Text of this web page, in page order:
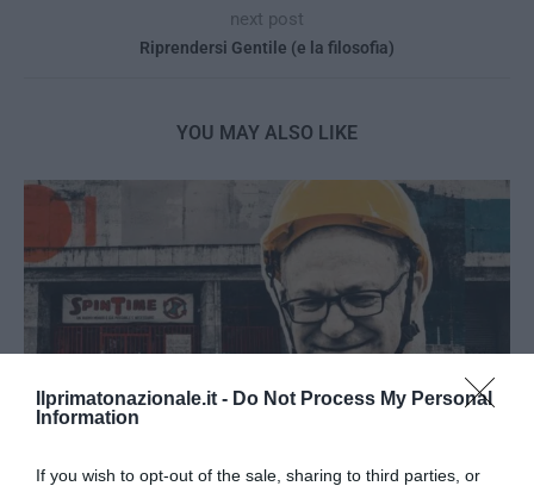
Ilprimatonazionale.it - Do Not Process My Personal
Information
If you wish to opt-out of the sale, sharing to third parties, or
next post
Riprendersi Gentile (e la filosofia)
YOU MAY ALSO LIKE